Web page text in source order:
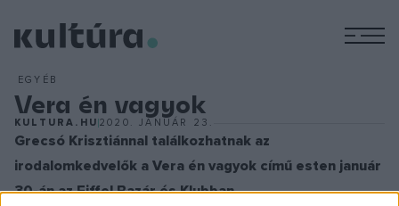
EGYÉB
Vera én vagyok
KULTURA.HU 2020. JANUÁR 23.
Grecsó Krisztiánnal találkozhatnak az
irodalomkedvelők a Vera én vagyok című esten január
30-án az Eiffel Bazár és Klubban.